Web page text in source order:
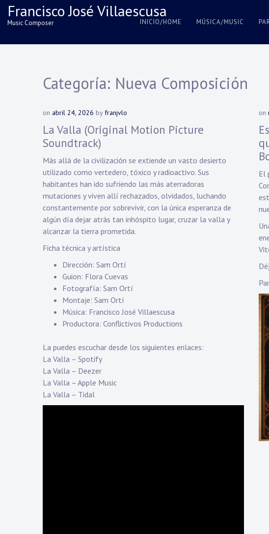
SkipFrancisco José Villaescusa
Music Composer INICIO/HOME MÚSICA/MUSIC
Categoría: Nueva Composición
on abril 24, 2026 byfranjvlo
La Valla (Original Motion Picture
Soundtrack)
Más allá de la civilización se extiende un vasto desierto
utilizado como vertedero, tóxico y radioactivo. Sus
habitantes han ido sufriendo las más aterradoras
mutaciones y viven allí rechazados, olvidados, luchando
constantemente por sobrevivir, con la única esperanza de
algún día dejar atrás tan inhóspito lugar, cruzar la valla y
alcanzar la tierra prometida.
Ficha técnica y artística
Dirección: Sam Ortí
Guion: Flora Cuevas
Fotografía: Sam Ortí
Montaje: Sam Ortí
Música: Francisco José Villaescusa
Productora: Conflictivos Productions
La puedes escuchar desde los siguientes enlaces:
La Valla – Spotify
La Valla – Deezer
La Valla – Apple Music
La Valla – Tidal
on
El